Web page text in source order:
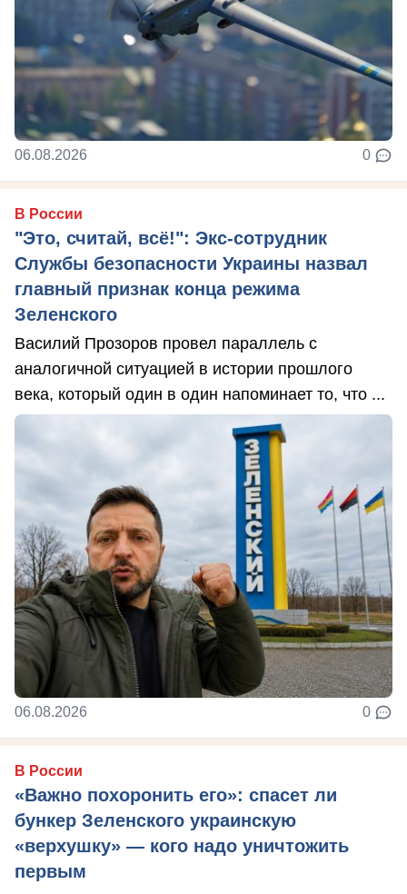
06.08.2026 0
В России
"Это, считай, всё!": Экс-сотрудник
Службы безопасности Украины назвал
главный признак конца режима
Зеленского
Василий Прозоров провел параллель с
аналогичной ситуацией в истории прошлого
века, который один в один напоминает то, что ...
06.08.2026 0
В России
«Важно похоронить его»: спасет ли
бункер Зеленского украинскую
«верхушку» — кого надо уничтожить
первым